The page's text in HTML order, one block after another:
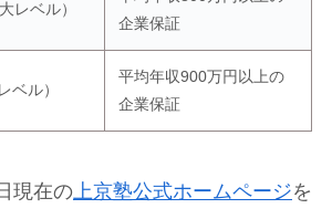
レベル）
企業保証
ベル）
平均年収900万円以上の
企業保証
現在の上京塾公式ホームページを